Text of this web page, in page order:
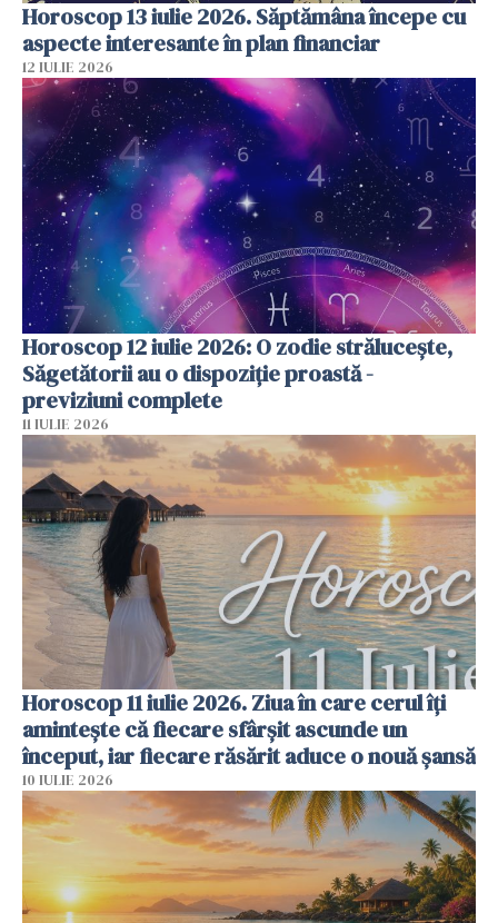
Horoscop 13 iulie 2026. Săptămâna începe cu
aspecte interesante în plan financiar
12 IULIE 2026
Horoscop 12 iulie 2026: O zodie strălucește,
Săgetătorii au o dispoziție proastă -
previziuni complete
11 IULIE 2026
Horoscop 11 iulie 2026. Ziua în care cerul îți
amintește că fiecare sfârșit ascunde un
început, iar fiecare răsărit aduce o nouă șansă
10 IULIE 2026